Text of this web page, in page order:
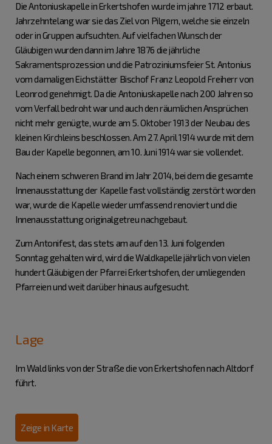
Die Antoniuskapelle in Erkertshofen wurde im jahre 1712 erbaut.
Jahrzehntelang war sie das Ziel von Pilgern, welche sie einzeln
oder in Gruppen aufsuchten. Auf vielfachen Wunsch der
Gläubigen wurden dann im Jahre 1876 die jährliche
Sakramentsprozession und die Patroziniumsfeier St. Antonius
vom damaligen Eichstätter Bischof Franz Leopold Freiherr von
Leonrod genehmigt. Da die Antoniuskapelle nach 200 Jahren so
vom Verfall bedroht war und auch den räumlichen Ansprüchen
nicht mehr genügte, wurde am 5. Oktober 1913 der Neubau des
kleinen Kirchleins beschlossen. Am 27. April 1914 wurde mit dem
Bau der Kapelle begonnen, am 10. Juni 1914 war sie vollendet.
Nach einem schweren Brand im Jahr 2014, bei dem die gesamte
Innenausstattung der Kapelle fast vollständig zerstört worden
war, wurde die Kapelle wieder umfassend renoviert und die
Innenausstattung originalgetreu nachgebaut.
Zum Antonifest, das stets am auf den 13. Juni folgenden
Sonntag gehalten wird, wird die Waldkapelle jährlich von vielen
hundert Gläubigen der Pfarrei Erkertshofen, der umliegenden
Pfarreien und weit darüber hinaus aufgesucht.
Lage
Im Wald links von der Straße die von Erkertshofen nach Altdorf
führt.
Zeige in Karte